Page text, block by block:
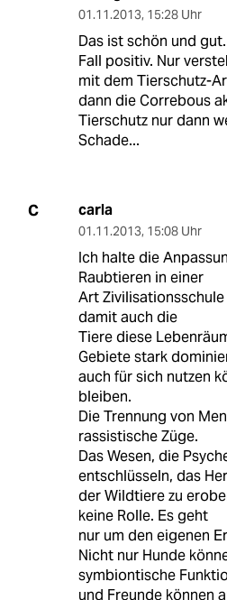
01.11.2013, 15:28 Uhr
Das ist schön und
Fall positiv. Nur
mit dem Tierschutz-
dann die Correbous
Tierschutz nur dann
Schade...
C carla
01.11.2013, 15:08 Uhr
Ich halte die
Raubtieren in einer
Art
damit auch die
Tiere diese
Gebiete stark
auch für sich nutzen
bleiben.
Die Trennung von
rassistische Züge.
Das Wesen, die
entschlüsseln, das
der Wildtiere zu
keine Rolle. Es geht
nur um den eigenen
Nicht nur Hunde
symbiontische
und Freunde können